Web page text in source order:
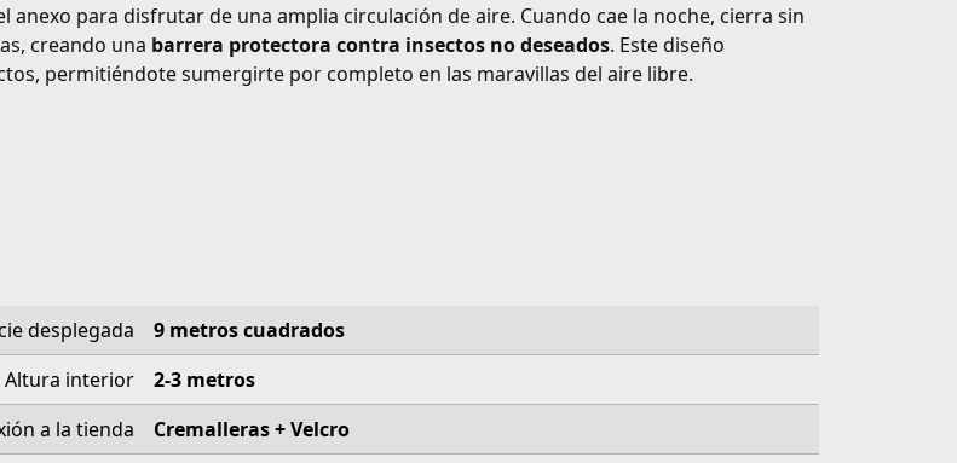
anexo para disfrutar de una amplia circulación de aire. Cuando cae la noche, cierra sin
creando una barrera protectora contra insectos no deseados. Este diseño
permitiéndote sumergirte por completo en las maravillas del aire libre.
desplegada
9 metros cuadrados
Altura interior
2-3 metros
a la tienda
Cremalleras + Velcro